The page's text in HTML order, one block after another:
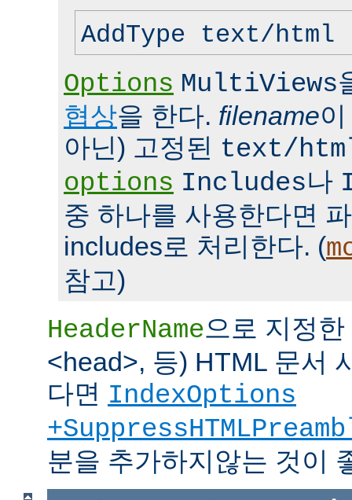
AddType text/
Options MultiViews
협상을 한다. filename
아닌) 고정된 text/
options Includes나
중 하나를 사용한다면
includes로 처리한다. (
참고)
HeaderName으로 지정
<head>, 등) HTML 문서
다면 IndexOptions
분을 추가하지않는 것이